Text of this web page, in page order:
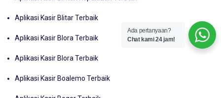
Aplikasi Kasir Blitar Terbaik
Aplikasi Kasir Blora Terbaik
Aplikasi Kasir Blora Terbaik
Aplikasi Kasir Boalemo Terbaik
Ada pertanyaan?
Chat kami 24 jam!